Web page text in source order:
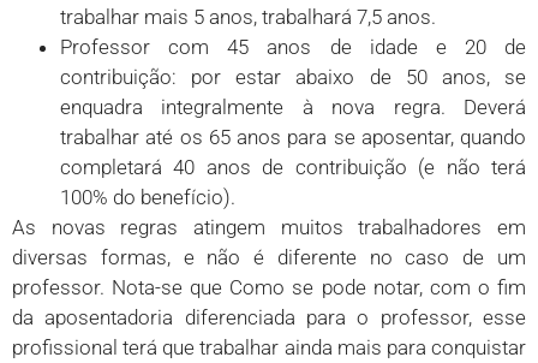
trabalhar mais 5 anos, trabalhará 7,5 anos.
Professor com 45 anos de idade e 20 de
contribuição: por estar abaixo de 50 anos, se
enquadra integralmente à nova regra. Deverá
trabalhar até os 65 anos para se aposentar, quando
completará 40 anos de contribuição (e não terá
100% do benefício).
As novas regras atingem muitos trabalhadores em
diversas formas, e não é diferente no caso de um
professor. Nota-se que Como se pode notar, com o fim
da aposentadoria diferenciada para o professor, esse
profissional terá que trabalhar ainda mais para conquistar